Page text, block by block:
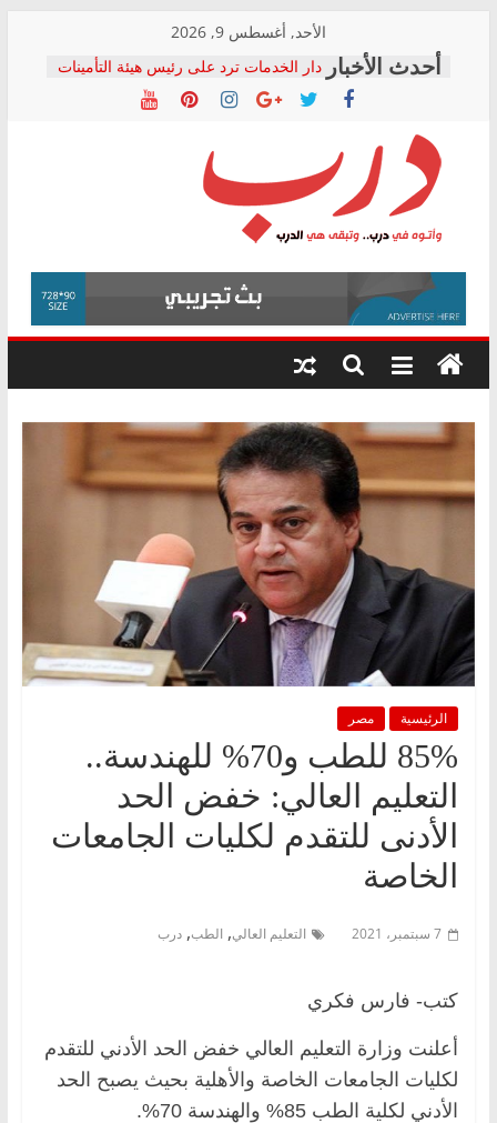
content
الأحد, أغسطس 9, 2026
دار الخدمات ترد على رئيس هيئة التأمينات
بعد مؤتمره الصحفي: إنكار الأزمة لا ينهي
معاناة أصحاب المعاشات.. ونطالب بكشف
فرحات سليمان يكتب: القطاع الصحي إلى
أين؟
حزب التحالف الشعبي يطلق لجنة “الحق
في الصحة” بالإسكندرية لرصد الانتهاكات
ودعم المرضى
الوزاري لمدينة الصحفيين.. وانتهاء أعمال
إنشاء المبنى الإداري
المجلس القومي لحقوق الإنسان يعلن
متابعة قضية الدكتور محمد زهران.. ويؤكد:
قرينة البراءة وضمانات المحاكمة العادلة
درب
وأتوه
درب..
وتبقى
هي
الرئيسية مصر
85% للطب و70% للهندسة..
التعليم العالي: خفض الحد
الأدنى للتقدم لكليات الجامعات
الخاصة
7 سبتمبر، 2021 التعليم العالي, الطب, درب
كتب- فارس فكري
أعلنت وزارة التعليم العالي خفض الحد الأدني للتقدم
لكليات الجامعات الخاصة والأهلية بحيث يصبح الحد
الأدني لكلية الطب 85% والهندسة 70%.